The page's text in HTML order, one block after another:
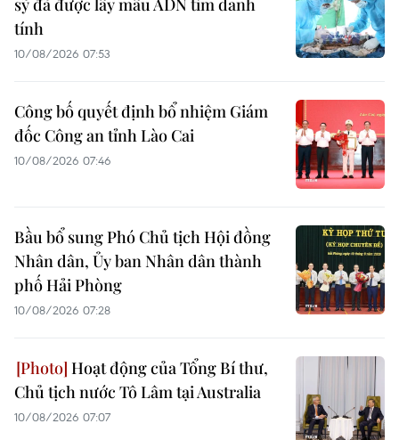
sỹ đã được lấy mẫu ADN tìm danh
tính
10/08/2026 07:53
Công bố quyết định bổ nhiệm Giám
đốc Công an tỉnh Lào Cai
10/08/2026 07:46
Bầu bổ sung Phó Chủ tịch Hội đồng
Nhân dân, Ủy ban Nhân dân thành
phố Hải Phòng
10/08/2026 07:28
Hoạt động của Tổng Bí thư,
Chủ tịch nước Tô Lâm tại Australia
10/08/2026 07:07